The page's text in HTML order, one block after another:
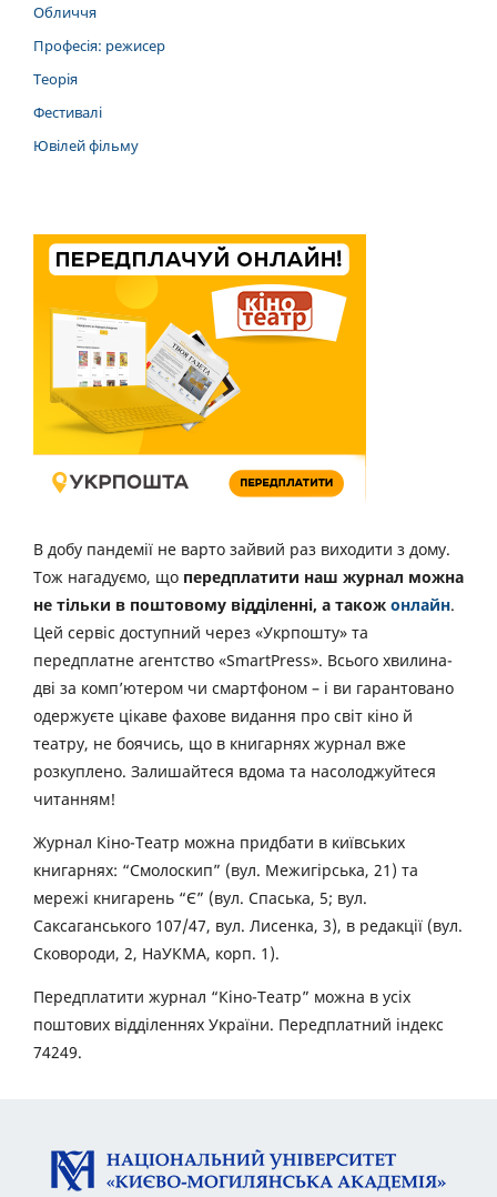
Обличчя
Професія: режисер
Теорія
Фестивалі
Ювілей фільму
В добу пандемії не варто зайвий раз виходити з дому.
Тож нагадуємо, що передплатити наш журнал можна
не тільки в поштовому відділенні, а також онлайн.
Цей сервіс доступний через «Укрпошту» та
передплатне агентство «SmartPress». Всього хвилина-
дві за комп’ютером чи смартфоном – і ви гарантовано
одержуєте цікаве фахове видання про світ кіно й
театру, не боячись, що в книгарнях журнал вже
розкуплено. Залишайтеся вдома та насолоджуйтеся
читанням!
Журнал Кіно-Театр можна придбати в київських
книгарнях: “Смолоскип” (вул. Межигірська, 21) та
мережі книгарень “Є” (вул. Спаська, 5; вул.
Саксаганського 107/47, вул. Лисенка, 3), в редакції (вул.
Сковороди, 2, НаУКМА, корп. 1).
Передплатити журнал “Кіно-Театр” можна в усіх
поштових відділеннях України. Передплатний індекс
74249.